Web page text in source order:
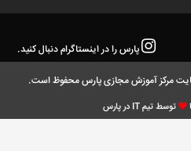
پارس را در اینستاگرام دنبال کنید.
مرکز آموزش مجازی پارس محفوظ است.
توسط تیم IT در پارس